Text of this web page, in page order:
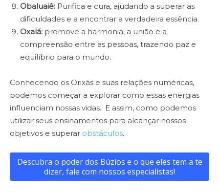
Obaluaiê: Purifica e cura, ajudando a superar as
dificuldades e a encontrar a verdadeira essência.
Oxalá: promove a harmonia, a união e a
compreensão entre as pessoas, trazendo paz e
equilíbrio para o mundo.
Conhecendo os Orixás e suas relações numéricas,
podemos começar a explorar como essas energias
influenciam nossas vidas. E assim, como podemos
utilizar seus ensinamentos para alcançar nossos
objetivos e superar obstáculos.
Descubra o poder dos Búzios e o que eles tem a te
dizer, fale com nossos especialistas!